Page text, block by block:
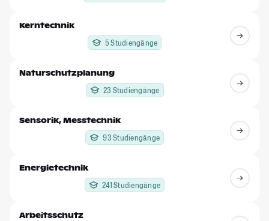
Kerntechnik
5 Studiengänge
Naturschutzplanung
23 Studiengänge
Sensorik, Messtechnik
93 Studiengänge
Energietechnik
241 Studiengänge
Arbeitsschutz